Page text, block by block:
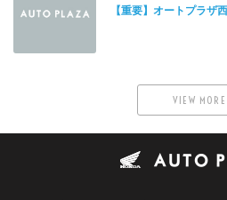
【重要】オートプラ
VIEW MORE